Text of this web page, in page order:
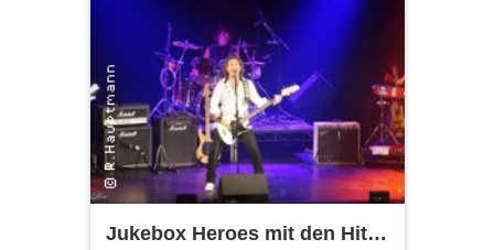
Jukebox Heroes mit den Hits